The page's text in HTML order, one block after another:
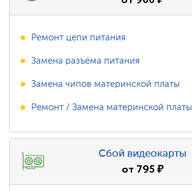
Ремонт цепи питания
Замена разъёма питания
Замена чипов материнской платы
Ремонт / Замена материнской платы
Сбой видеокарты
от 795₽